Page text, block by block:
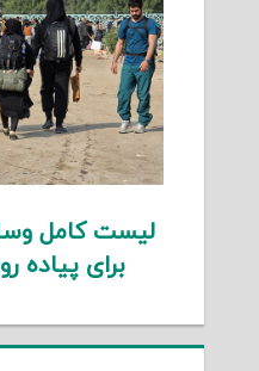
لیست کامل
برای پیاده